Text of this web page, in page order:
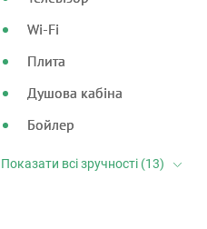
Wi-Fi
Плита
Душова кабіна
Бойлер